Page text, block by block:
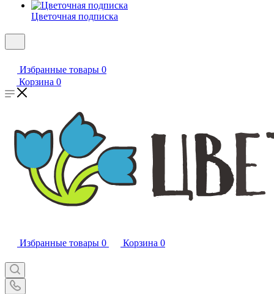
Цветочная подписка
Избранные товары 0
Корзина 0
Избранные товары 0 Корзина 0